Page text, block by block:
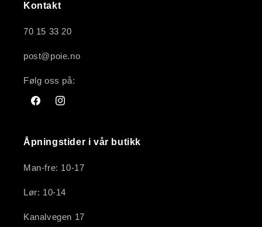
Kontakt
70 15 33 20
post@poie.no
Følg oss på:
FacebookInstagram
Åpningstider i vår butikk
Man-fre: 10-17
Lør: 10-14
Kanalvegen 17